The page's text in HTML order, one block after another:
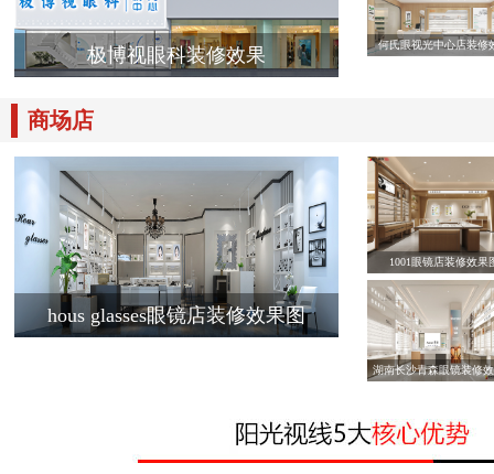
极博视眼科装修效果 何氏眼视光中心店装修
商场店
hous glasses眼镜店装修效果图
1001眼镜店装修效果
湖南长沙青森眼镜装修